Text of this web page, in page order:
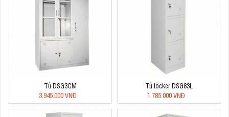
Tủ DSG3CM
3.945.000 VNĐ
Tủ locker DSG83L
1.785.000 VNĐ